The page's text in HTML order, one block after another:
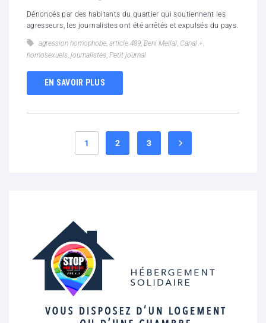
Dénoncés par des habitants du quartier qui soutiennent les
agresseurs, les journalistes ont été arrêtés et expulsés du pays.
agression homophobe article 489 Beni Mellal Canal +
homosexuels journalistes Petit journal
EN SAVOIR PLUS
1 2 3